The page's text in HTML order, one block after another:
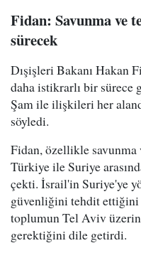
Fidan: Savunma ve
sürecek
Dışişleri Bakanı Hakan
daha istikrarlı bir
Şam ile ilişkileri her
söyledi.
Fidan, özellikle savunma
Türkiye ile Suriye
çekti. İsrail'in Suriye'ye
güvenliğini tehdit ettiğini
toplumun Tel Aviv
gerektiğini dile getirdi.